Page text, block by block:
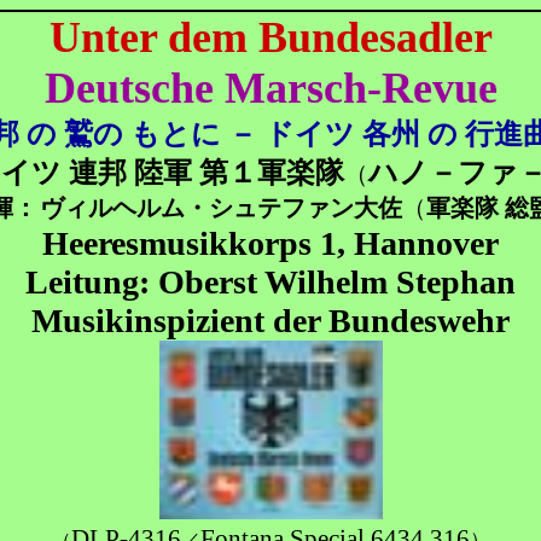
Unter dem Bundesadler
Deutsche Marsch-Revue
の 鷲の もとに － ドイツ 各州 の 行進
イツ 連邦 陸軍 第１軍楽隊（ハノ－ファ－
： ヴィルヘルム・シュテファン大佐（軍楽隊 総
Heeresmusikkorps 1, Hannover
Leitung: Oberst Wilhelm Stephan
Musikinspizient der Bundeswehr